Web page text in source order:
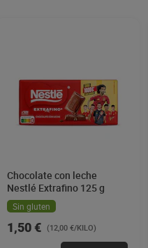
Chocolate con leche
Nestlé Extrafino 125 g
Sin gluten
1,50 € (12,00 €/KILO)